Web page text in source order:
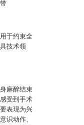
于约束全
技术领
麻醉结束
受到手术
表现为兴
识动作、